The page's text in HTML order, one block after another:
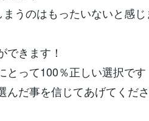
うのはもったいないと感じ
できます！
って100％正しい選択です
んだ事を信じてあげてくだ